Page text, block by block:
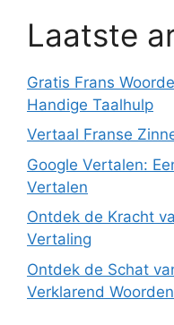
Laatste
Gratis Frans
Handige Taalhulp
Vertaal Franse
Google Vertalen:
Vertalen
Ontdek de Kracht
Vertaling
Ontdek de Schat
Verklarend